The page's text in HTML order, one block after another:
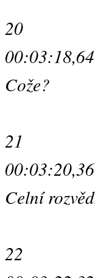
20
Cože?
21
Celní
22